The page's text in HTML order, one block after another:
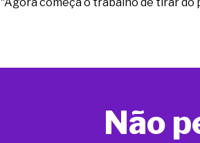
“Agora começa o trabalho de tirar do
Não